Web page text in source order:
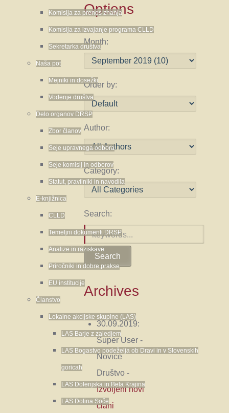
Komisija za prenos znanja
Komisija za izvajanje programa CLLD
Sekretarka društva
Naša pot
Mejniki in dosežki
Vodenje društva
Delo organov DRSP
Zbor članov
Seje upravnega odbora
Seje komisij in odborov
Statut, pravilniki in navodila
E-knjižnica
CLLD
Temeljni dokumenti DRSP
Analize in raziskave
Priročniki in dobre prakse
EU institucije
Članstvo
Lokalne akcijske skupine (LAS)
LAS Barje z zaledjem
LAS Bogastvo podeželja ob Dravi in v Slovenskih
goricah
LAS Dolenjska in Bela Krajina
LAS Dolina Soče
Options
Month:
Order by:
Author:
Category:
Search:
Archives
30.09.2019:
Super User -
Novice
Društvo -
Izvoljeni novi
člani